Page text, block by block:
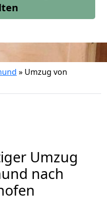
» Umzug von
Umzug
nach